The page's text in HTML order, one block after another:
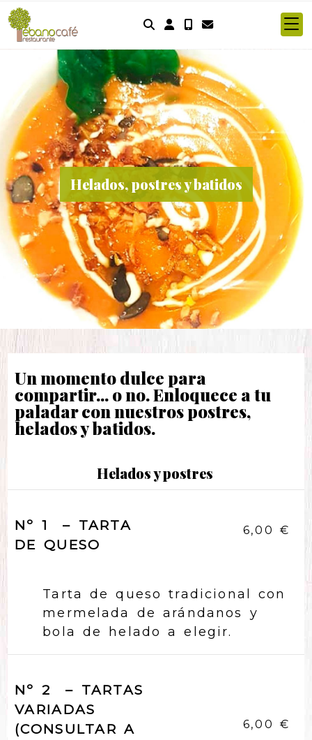
Identifícate
Helados, postres y batidos
Un momento dulce para
compartir... o no. Enloquece a tu
paladar con nuestros postres,
helados y batidos.
Helados y postres
Nº 1 – TARTA
DE QUESO
6,00 €
Tarta de queso tradicional con
mermelada de arándanos y
bola de helado a elegir.
Nº 2 – TARTAS
VARIADAS
(CONSULTAR A
6,00 €